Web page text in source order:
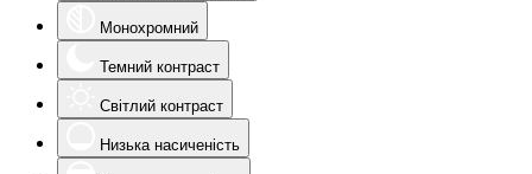
Монохромний
Темний контраст
Світлий контраст
Низька насиченість